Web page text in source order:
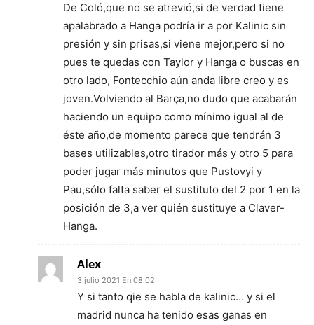
De Coló,que no se atrevió,si de verdad tiene
apalabrado a Hanga podría ir a por Kalinic sin
presión y sin prisas,si viene mejor,pero si no
pues te quedas con Taylor y Hanga o buscas en
otro lado, Fontecchio aún anda libre creo y es
joven.Volviendo al Barça,no dudo que acabarán
haciendo un equipo como mínimo igual al de
éste año,de momento parece que tendrán 3
bases utilizables,otro tirador más y otro 5 para
poder jugar más minutos que Pustovyi y
Pau,sólo falta saber el sustituto del 2 por 1 en la
posición de 3,a ver quién sustituye a Claver-
Hanga.
Alex
3 julio 2021 En 08:02
Y si tanto qie se habla de kalinic… y si el
madrid nunca ha tenido esas ganas en